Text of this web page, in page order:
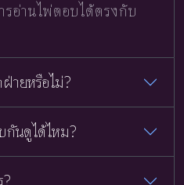
อ่านไพ่ตอบได้ตรงกับ
ายหรือไม่?
กันดูได้ไหม?